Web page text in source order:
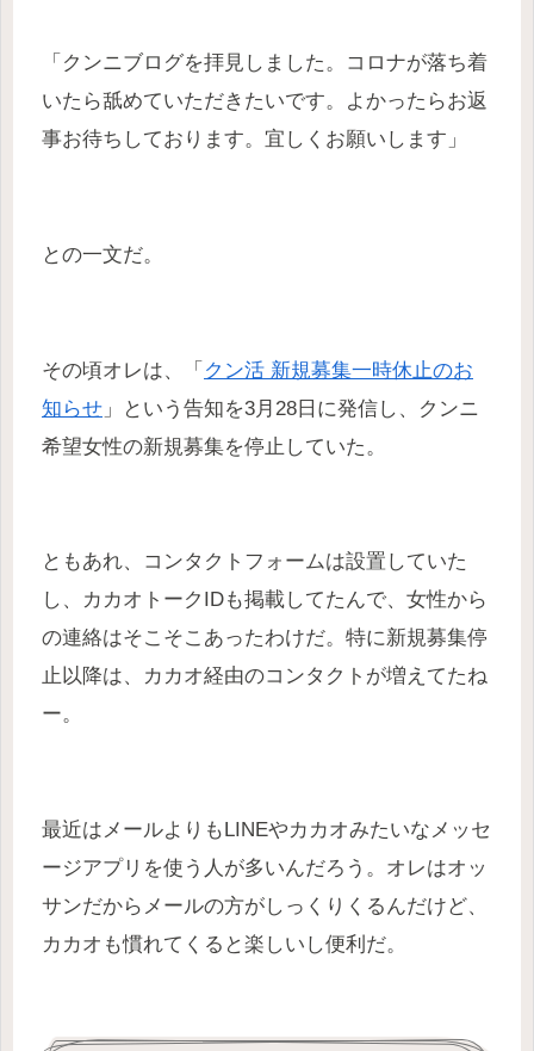
「クンニブログを拝見しました。コロナが落ち着
いたら舐めていただきたいです。よかったらお返
事お待ちしております。宜しくお願いします」
との一文だ。
その頃オレは、「 クン活 新規募集一時休止のお
知らせ 」という告知を3月28日に発信し、クンニ
希望女性の新規募集を停止していた。
ともあれ、コンタクトフォームは設置していた
し、カカオトークIDも掲載してたんで、女性から
の連絡はそこそこあったわけだ。特に新規募集停
止以降は、カカオ経由のコンタクトが増えてたね
ー。
最近はメールよりもLINEやカカオみたいなメッセ
ージアプリを使う人が多いんだろう。オレはオッ
サンだからメールの方がしっくりくるんだけど、
カカオも慣れてくると楽しいし便利だ。